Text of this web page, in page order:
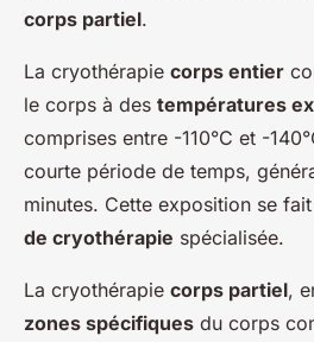
corps partiel.
La cryothérapie corps entier
le corps à des températures
comprises entre -110°C et -
courte période de temps,
minutes. Cette exposition se
de cryothérapie spécialisée.
La cryothérapie corps partiel,
zones spécifiques du corps